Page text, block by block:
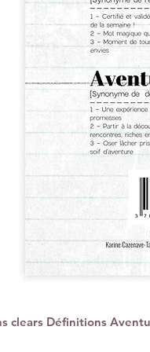
clears Définitions